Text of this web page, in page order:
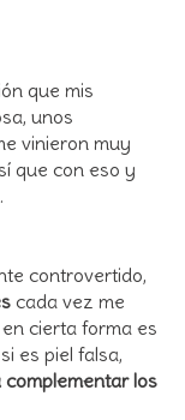
que mis
unos
vinieron muy
que con eso y
controvertido,
cada vez me
cierta forma es
es piel falsa,
los